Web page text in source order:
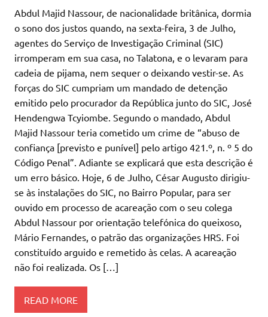
Abdul Majid Nassour, de nacionalidade britânica, dormia
o sono dos justos quando, na sexta-feira, 3 de Julho,
agentes do Serviço de Investigação Criminal (SIC)
irromperam em sua casa, no Talatona, e o levaram para
cadeia de pijama, nem sequer o deixando vestir-se. As
forças do SIC cumpriam um mandado de detenção
emitido pelo procurador da República junto do SIC, José
Hendengwa Tcyiombe. Segundo o mandado, Abdul
Majid Nassour teria cometido um crime de “abuso de
confiança [previsto e punível] pelo artigo 421.º, n. º 5 do
Código Penal”. Adiante se explicará que esta descrição é
um erro básico. Hoje, 6 de Julho, César Augusto dirigiu-
se às instalações do SIC, no Bairro Popular, para ser
ouvido em processo de acareação com o seu colega
Abdul Nassour por orientação telefónica do queixoso,
Mário Fernandes, o patrão das organizações HRS. Foi
constituído arguido e remetido às celas. A acareação
não foi realizada. Os […]
READ MORE